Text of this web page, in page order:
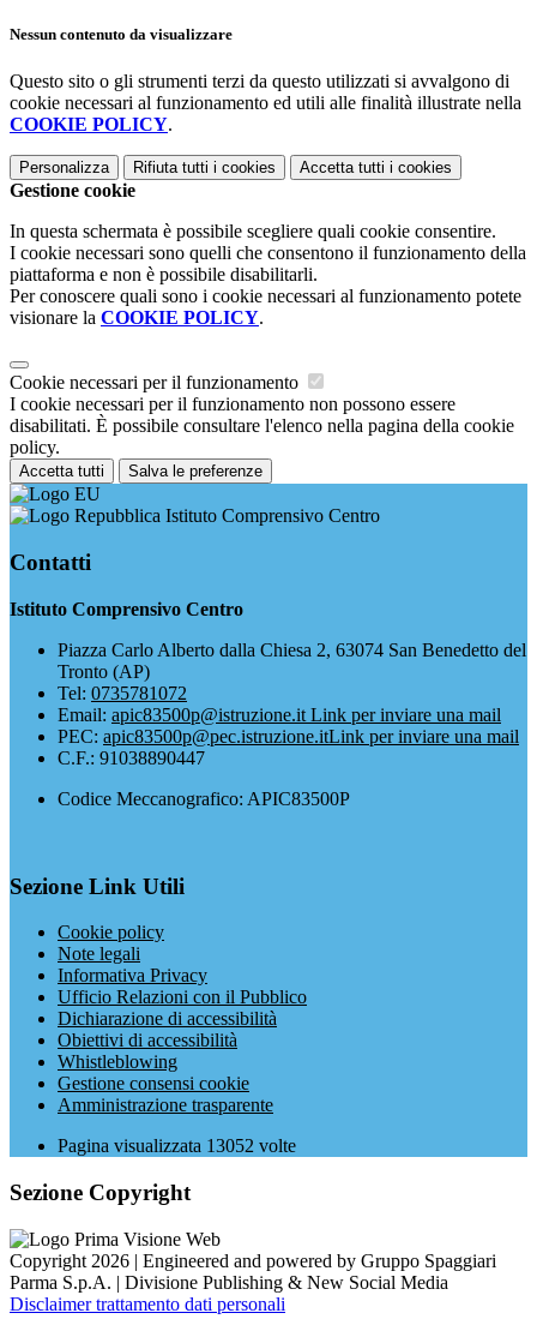
Nessun contenuto da visualizzare
Questo sito o gli strumenti terzi da questo utilizzati si avvalgono di
cookie necessari al funzionamento ed utili alle finalità illustrate nella
COOKIE POLICY.
Personalizza Rifiuta tutti i cookies Accetta tutti i cookies
Gestione cookie
In questa schermata è possibile scegliere quali cookie consentire.
I cookie necessari sono quelli che consentono il funzionamento della
piattaforma e non è possibile disabilitarli.
Per conoscere quali sono i cookie necessari al funzionamento potete
visionare la COOKIE POLICY.
Cookie necessari per il funzionamento
I cookie necessari per il funzionamento non possono essere
disabilitati. È possibile consultare l'elenco nella pagina della cookie
policy.
Accetta tutti Salva le preferenze
Istituto Comprensivo Centro
Contatti
Istituto Comprensivo Centro
Piazza Carlo Alberto dalla Chiesa 2, 63074 San Benedetto del
Tronto (AP)
Tel: 0735781072
Email: apic83500p@istruzione.it Link per inviare una mail
PEC: apic83500p@pec.istruzione.itLink per inviare una mail
C.F.: 91038890447
Codice Meccanografico: APIC83500P
Sezione Link Utili
Cookie policy
Note legali
Informativa Privacy
Ufficio Relazioni con il Pubblico
Dichiarazione di accessibilità
Obiettivi di accessibilità
Whistleblowing
Gestione consensi cookie
Amministrazione trasparente
Pagina visualizzata 13052 volte
Sezione Copyright
Copyright 2026 | Engineered and powered by Gruppo Spaggiari
Parma S.p.A. | Divisione Publishing & New Social Media
Disclaimer trattamento dati personali